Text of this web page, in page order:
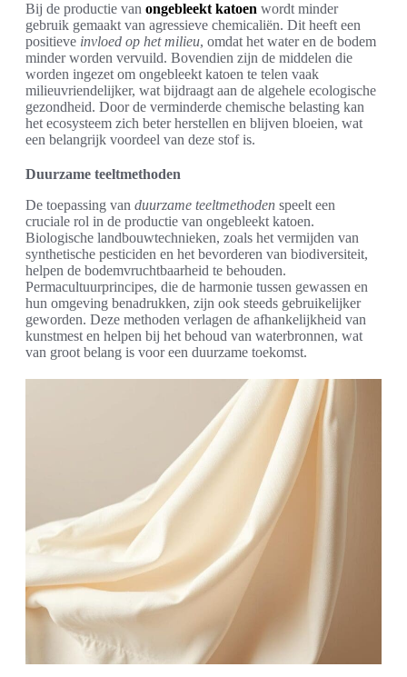
Bij de productie van ongebleekt katoen wordt minder
gebruik gemaakt van agressieve chemicaliën. Dit heeft een
positieve invloed op het milieu, omdat het water en de bodem
minder worden vervuild. Bovendien zijn de middelen die
worden ingezet om ongebleekt katoen te telen vaak
milieuvriendelijker, wat bijdraagt aan de algehele ecologische
gezondheid. Door de verminderde chemische belasting kan
het ecosysteem zich beter herstellen en blijven bloeien, wat
een belangrijk voordeel van deze stof is.
Duurzame teeltmethoden
De toepassing van duurzame teeltmethoden speelt een
cruciale rol in de productie van ongebleekt katoen.
Biologische landbouwtechnieken, zoals het vermijden van
synthetische pesticiden en het bevorderen van biodiversiteit,
helpen de bodemvruchtbaarheid te behouden.
Permacultuurprincipes, die de harmonie tussen gewassen en
hun omgeving benadrukken, zijn ook steeds gebruikelijker
geworden. Deze methoden verlagen de afhankelijkheid van
kunstmest en helpen bij het behoud van waterbronnen, wat
van groot belang is voor een duurzame toekomst.